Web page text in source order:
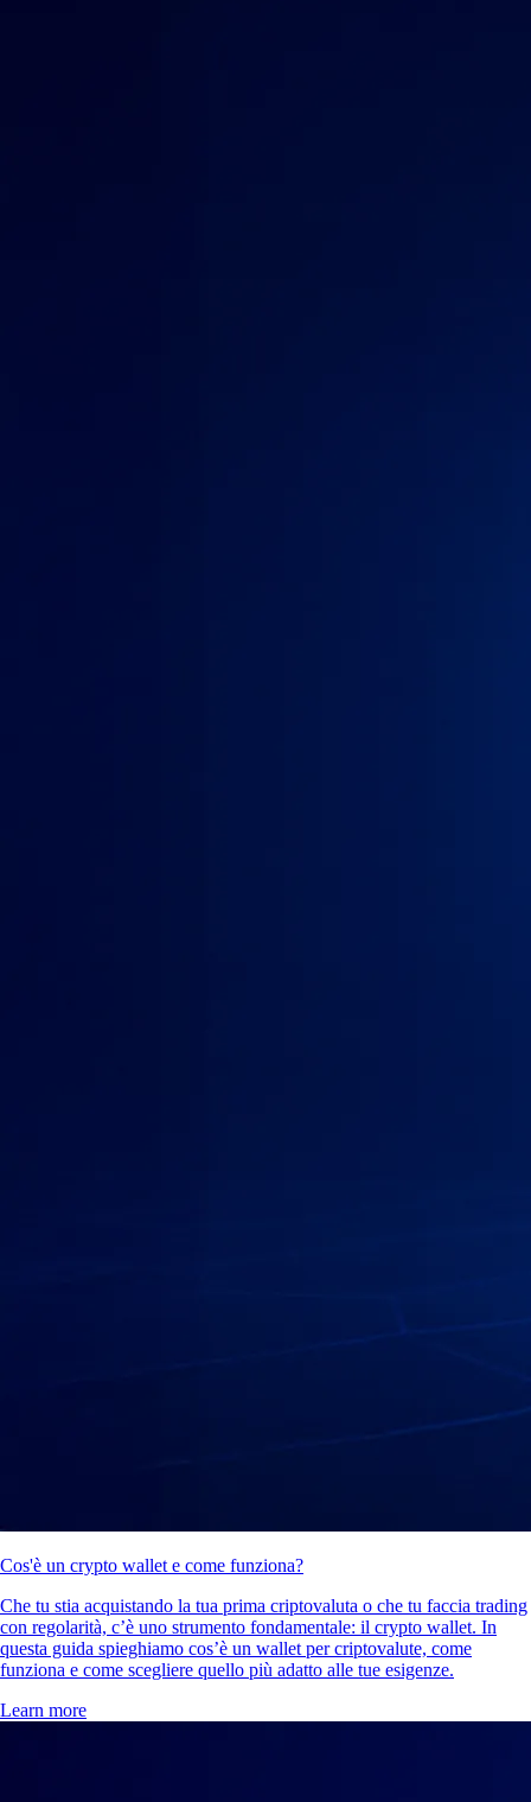
Cos'è un crypto wallet e come funziona?
Che tu stia acquistando la tua prima criptovaluta o che tu faccia trading
con regolarità, c’è uno strumento fondamentale: il crypto wallet. In
questa guida spieghiamo cos’è un wallet per criptovalute, come
funziona e come scegliere quello più adatto alle tue esigenze.
Learn more